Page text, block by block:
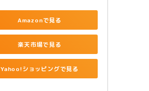
Amazonで見る
楽天市場で見る
Yahoo!ショッピングで見る